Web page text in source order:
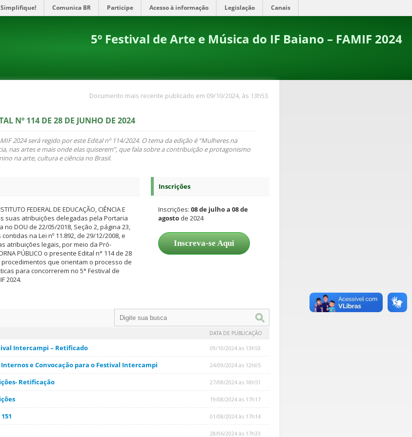
Simplifique! Comunica BR Participe Acesso à informação Legislação Canais
5º Festival de Arte e Música do IF Baiano – FAMIF 2024
Documento mais recente publicado em 09/10/2024, às 13h53.
Nº 114 DE 28 DE JUNHO DE 2024
2024 será regido por este Edital nº 114/2024. O tema da edição é “Mulheres na
nas artes e mais onde elas quiserem”, que fala sobre a contribuição e protagonismo
na arte, cultura e ciência no Brasil.
FEDERAL DE EDUCAÇÃO, CIÊNCIA E
suas atribuições delegadas pela Portaria
no DOU de 22/05/2018, Seção 2, página 23,
na Lei nº 11.892, de 29/12/2008, e
atribuições legais, por meio da Pró-
PÚBLICO o presente Edital n° 114 de 28
que orientam o processo de
para concorrerem no 5° Festival de
2024.
Inscrições
Inscrições: 08 de julho a 08 de
agostode 2024
Inscreva-se Aqui
DATA DE PUBLICAÇÃO
Intercampi – Retificado 09/10/2024 às 13h53
e Convocação para o Festival Intercampi 24/09/2024 às 12h05
Retificação 27/08/2024 às 18h51
19/08/2024 às 17h17
01/08/2024 às 17h14
28/06/2024 às 17h33